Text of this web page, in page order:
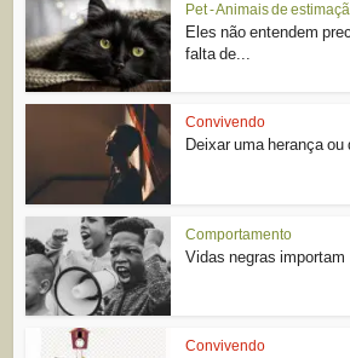
Pet - Animais de
Eles não entendem
falta de...
Convivendo
Deixar uma herança
Comportamento
Vidas negras importam
Convivendo